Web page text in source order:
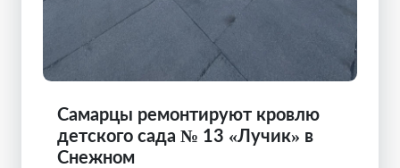
Самарцы ремонтируют кровлю
детского сада № 13 «Лучик» в
Снежном